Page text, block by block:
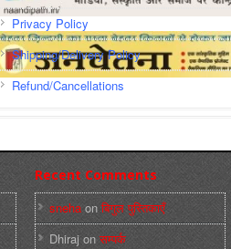
Privacy Policy
Shipping/Delivery Policy
Refund/Cancellations
Recent Comments
snehaonबिगुल पुस्तिकाएँ
Dhirajon सम्पर्क